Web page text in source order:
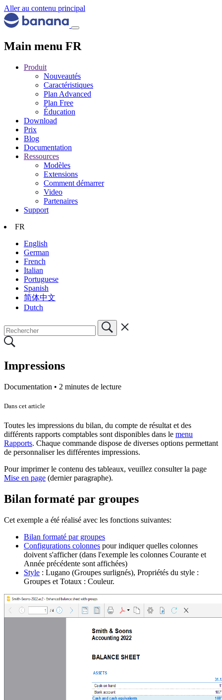
Aller au contenu principal
Main menu FR
Produit
Nouveautés
Caractéristiques
Plan Advanced
Plan Free
Éducation
Download
Prix
Blog
Documentation
Ressources
Modèles
Extensions
Comment démarrer
Video
Partenaires
Support
FR
English
German
French
Italian
Portuguese
Spanish
简体中文
Dutch
Impressions
Documentation • 2 minutes de lecture
Dans cet article
Toutes les impressions du bilan, du compte de résultat et des
différents rapports comptables sont disponibles dans le menu
Rapports. Chaque commande dispose de diverses options permettant
de personnaliser les différentes impressions.
Pour imprimer le contenu des tableaux, veuillez consulter la page
Mise en page (dernier paragraphe).
Bilan formaté par groupes
Cet exemple a été réalisé avec les fonctions suivantes:
Bilan formaté par groupes
Configurations colonnes pour indiquer quelles colonnes
doivent s'afficher (dans l'exemple les colonnes Courante et
Année précédente sont affichées)
Style : Lugano (Groupes surlignés), Propriétés du style :
Groupes et Totaux : Couleur.